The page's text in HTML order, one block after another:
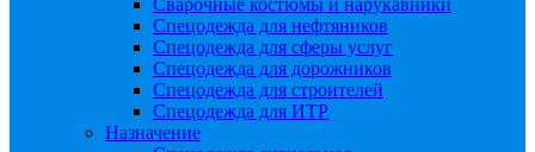
Сварочные костюмы и нарукавники
Спецодежда для нефтяников
Спецодежда для сферы услуг
Спецодежда для дорожников
Спецодежда для строителей
Спецодежда для ИТР
Назначение